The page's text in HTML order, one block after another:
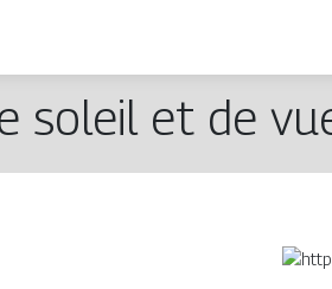
soleil et de